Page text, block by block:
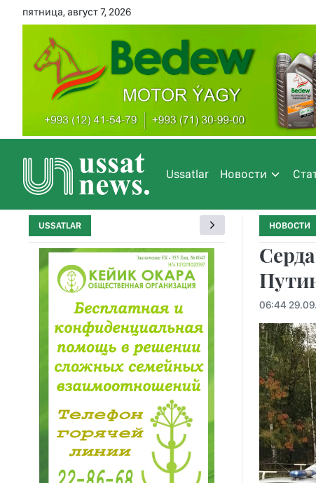
пятница, август 7, 2026
Ussatlar Новости
НОВОСТИ
06:44
USSATLAR